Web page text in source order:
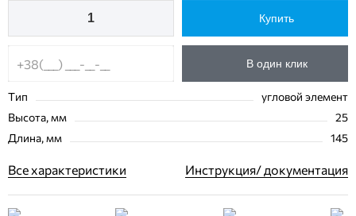
Купить
В один клик
Тип
угловой элемент
Высота, мм
25
Длина, мм
145
Все характеристики Инструкция/ документация